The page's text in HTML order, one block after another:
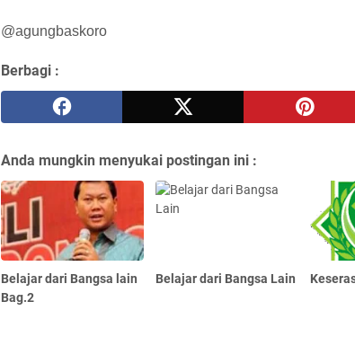
@agungbaskoro
Berbagi :
Anda mungkin menyukai postingan ini :
Belajar dari Bangsa lain
Bag.2
Belajar dari Bangsa Lain